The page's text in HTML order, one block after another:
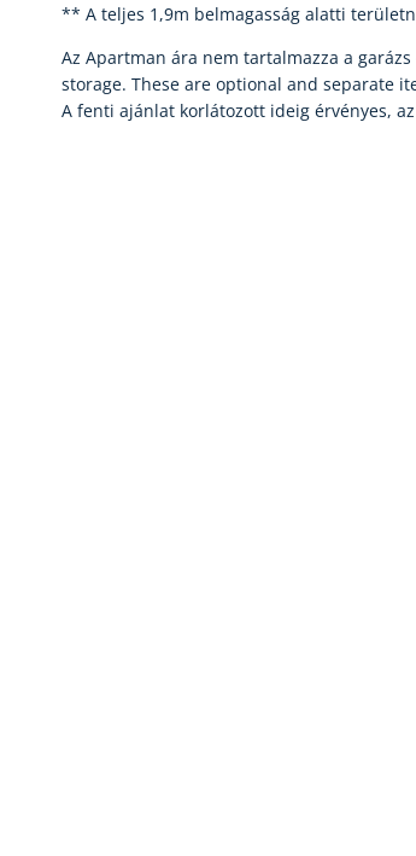
** A teljes 1,9m belmagasság alatti
Az Apartman ára nem tartalmazza a
storage. These are optional and separate
A fenti ajánlat korlátozott ideig érvényes,